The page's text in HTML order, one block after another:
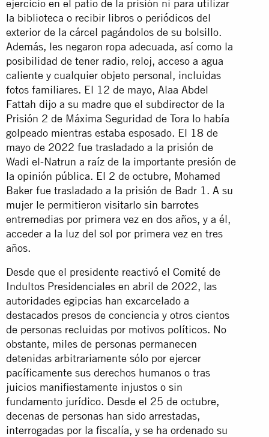
ejercicio en el patio de la prisión ni para utilizar
la biblioteca o recibir libros o periódicos del
exterior de la cárcel pagándolos de su bolsillo.
Además, les negaron ropa adecuada, así como la
posibilidad de tener radio, reloj, acceso a agua
caliente y cualquier objeto personal, incluidas
fotos familiares. El 12 de mayo, Alaa Abdel
Fattah dijo a su madre que el subdirector de la
Prisión 2 de Máxima Seguridad de Tora lo había
golpeado mientras estaba esposado. El 18 de
mayo de 2022 fue trasladado a la prisión de
Wadi el-Natrun a raíz de la importante presión de
la opinión pública. El 2 de octubre, Mohamed
Baker fue trasladado a la prisión de Badr 1. A su
mujer le permitieron visitarlo sin barrotes
entremedias por primera vez en dos años, y a él,
acceder a la luz del sol por primera vez en tres
años.
Desde que el presidente reactivó el Comité de
Indultos Presidenciales en abril de 2022, las
autoridades egipcias han excarcelado a
destacados presos de conciencia y otros cientos
de personas recluidas por motivos políticos. No
obstante, miles de personas permanecen
detenidas arbitrariamente sólo por ejercer
pacíficamente sus derechos humanos o tras
juicios manifiestamente injustos o sin
fundamento jurídico. Desde el 25 de octubre,
decenas de personas han sido arrestadas,
interrogadas por la fiscalía, y se ha ordenado su